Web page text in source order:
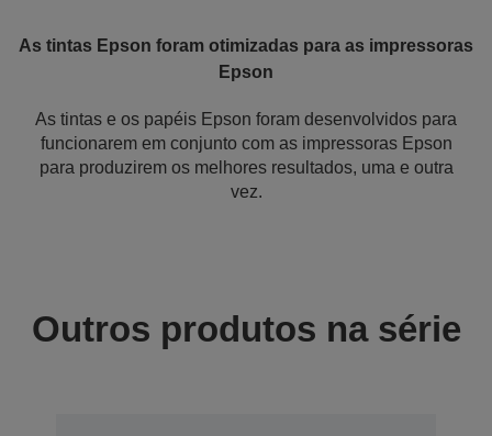
As tintas Epson foram otimizadas para as impressoras
Epson
As tintas e os papéis Epson foram desenvolvidos para
funcionarem em conjunto com as impressoras Epson
para produzirem os melhores resultados, uma e outra
vez.
Outros produtos na série